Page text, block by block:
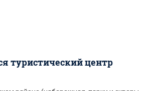
туристический центр